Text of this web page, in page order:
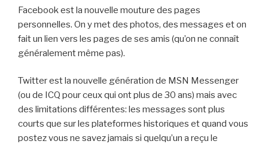
Facebook est la nouvelle mouture des pages
personnelles. On y met des photos, des messages et on
fait un lien vers les pages de ses amis (qu’on ne connaît
généralement même pas).
Twitter est la nouvelle génération de MSN Messenger
(ou de ICQ pour ceux qui ont plus de 30 ans) mais avec
des limitations différentes: les messages sont plus
courts que sur les plateformes historiques et quand vous
postez vous ne savez jamais si quelqu’un a reçu le